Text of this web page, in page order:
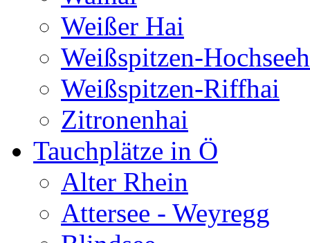
Weißer Hai
Weißspitzen-
Weißspitzen-Riffhai
Zitronenhai
Tauchplätze in Ö
Alter Rhein
Attersee - Weyregg